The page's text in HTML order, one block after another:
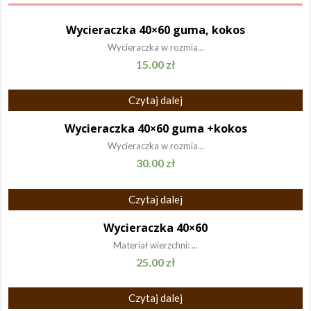
Wycieraczka 40×60 guma, kokos
Wycieraczka w rozmia...
15.00 zł
Czytaj dalej
Wycieraczka 40×60 guma +kokos
Wycieraczka w rozmia...
30.00 zł
Czytaj dalej
Wycieraczka 40×60
Materiał wierzchni: ...
25.00 zł
Czytaj dalej